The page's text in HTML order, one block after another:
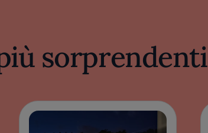
sorprendenti